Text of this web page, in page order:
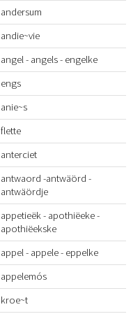
andersum
andie~vie
angel - angels - engelke
engs
anie~s
flette
anterciet
antwaord -antwäörd -
antwäördje
appetieëk - apothiëeke -
apothiëekske
appel - appele - eppelke
appelemós
kroe~t